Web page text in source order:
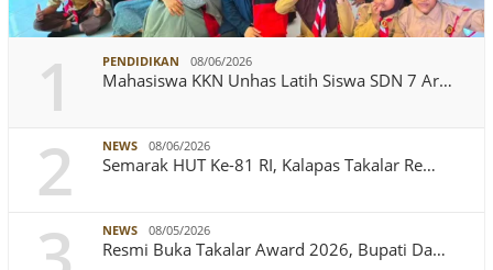
1 PENDIDIKAN 08/06/2026
Mahasiswa KKN Unhas Latih Siswa SDN 7 Ar…
2 NEWS 08/06/2026
Semarak HUT Ke-81 RI, Kalapas Takalar Re…
NEWS 08/05/2026
Resmi Buka Takalar Award 2026, Bupati Da…